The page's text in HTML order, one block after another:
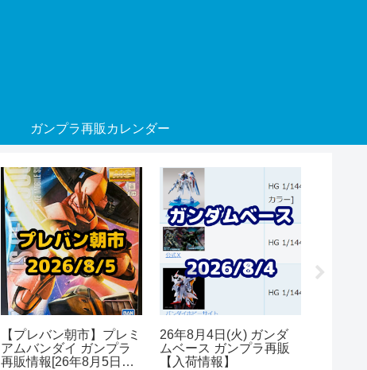
ガンプラ再販カレンダー
【プレバン朝市】プレミ
アムバンダイ ガンプラ
再販情報[26年8月5日
26年8月4日(火) ガンダ
ムベース ガンプラ再販
【入荷情報】